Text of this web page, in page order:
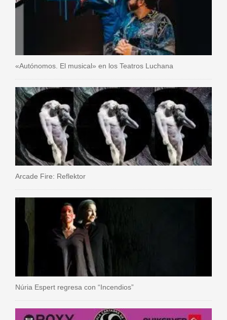
«Autónomos. El musical» en los Teatros Luchana
Arcade Fire: Reflektor
Núria Espert regresa con “Incendios”